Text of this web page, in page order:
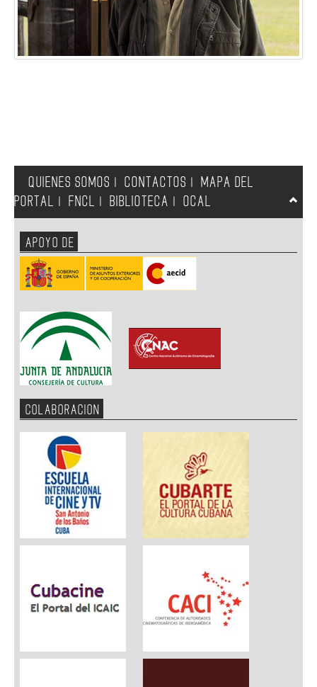
QUIENES SOMOS CONTACTOS
MAPA DEL
PORTAL
FNCL BIBLIOTECA OCAL
APOYO DE
COLABORACION